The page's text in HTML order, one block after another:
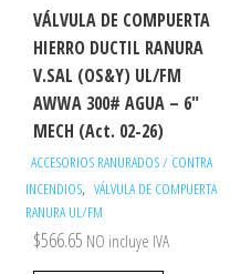
VÁLVULA DE COMPUERTA
HIERRO DUCTIL RANURA
V.SAL (OS&Y) UL/FM
AWWA 300# AGUA – 6″
MECH (Act. 02-26)
ACCESORIOS RANURADOS / CONTRA
INCENDIOS, VÁLVULA DE COMPUERTA
RANURA UL/FM
$566.65 NO incluye IVA